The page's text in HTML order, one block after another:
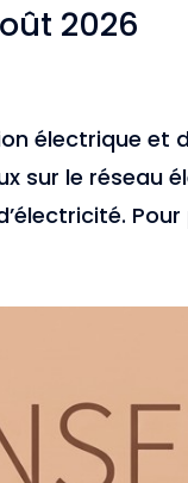
2026
électrique et
sur le réseau